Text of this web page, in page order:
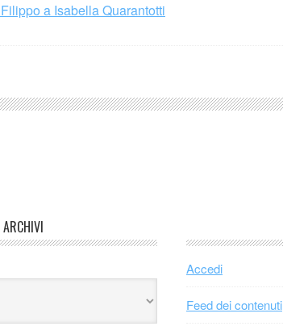
a Isabella Quarantotti
ARCHIVI
Accedi
Feed dei contenuti